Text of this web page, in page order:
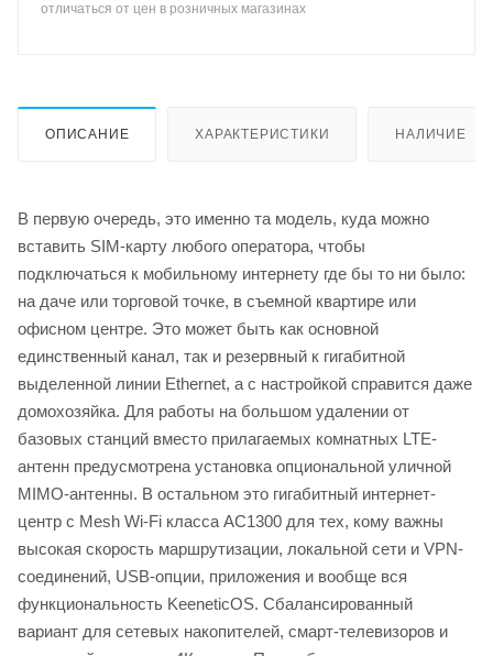
отличаться от цен в розничных магазинах
ОПИСАНИЕ ХАРАКТЕРИСТИКИ НАЛИЧИЕ
В первую очередь, это именно та модель, куда можно
вставить SIM-карту любого оператора, чтобы
подключаться к мобильному интернету где бы то ни было:
на даче или торговой точке, в съемной квартире или
офисном центре. Это может быть как основной
единственный канал, так и резервный к гигабитной
выделенной линии Ethernet, а с настройкой справится даже
домохозяйка. Для работы на большом удалении от
базовых станций вместо прилагаемых комнатных LTE-
антенн предусмотрена установка опциональной уличной
MIMO-антенны. В остальном это гигабитный интернет-
центр с Mesh Wi-Fi класса AC1300 для тех, кому важны
высокая скорость маршрутизации, локальной сети и VPN-
соединений, USB-опции, приложения и вообще вся
функциональность KeeneticOS. Сбалансированный
вариант для сетевых накопителей, смарт-телевизоров и